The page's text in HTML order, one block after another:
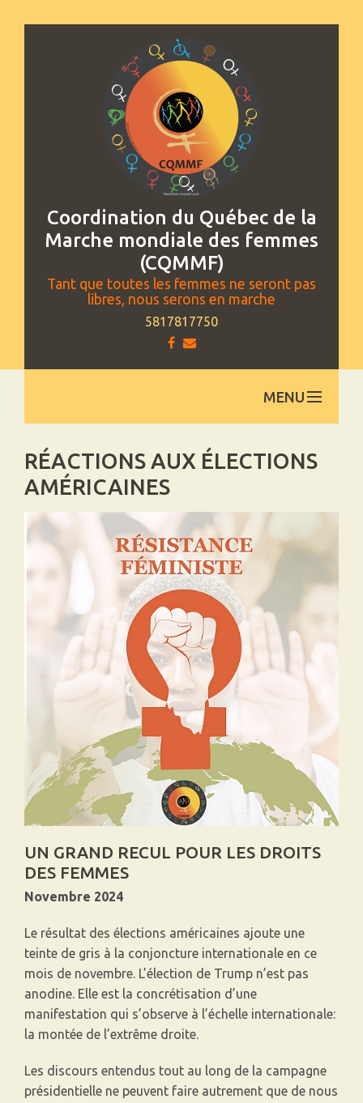
Coordination du Québec de la
Marche mondiale des femmes
(CQMMF)
Tant que toutes les femmes ne seront pas
libres, nous serons en marche
5817817750
MENU
À PROPOS
LIENS UTILES
DOCUMENTATION
MMF
CONTACT
RÉACTIONS AUX ÉLECTIONS
AMÉRICAINES
UN GRAND RECUL POUR LES DROITS
DES FEMMES
Novembre 2024
Le résultat des élections américaines ajoute une
teinte de gris à la conjoncture internationale en ce
mois de novembre. L’élection de Trump n’est pas
anodine. Elle est la concrétisation d’une
manifestation qui s’observe à l’échelle internationale:
la montée de l’extrême droite.
Les discours entendus tout au long de la campagne
présidentielle ne peuvent faire autrement que de nous